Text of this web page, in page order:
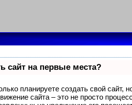
сайт на первые места?
планируете создать свой сайт,
сайта – это не просто